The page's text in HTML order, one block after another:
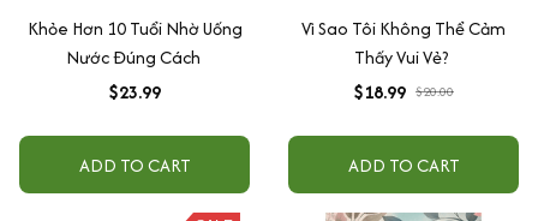
Khỏe Hơn 10 Tuổi Nhờ Uống
Nước Đúng Cách
$23.99
ADD TO CART
Vì Sao Tôi Không Thể Cảm
Thấy Vui Vẻ?
$18.99 $20.00
ADD TO CART